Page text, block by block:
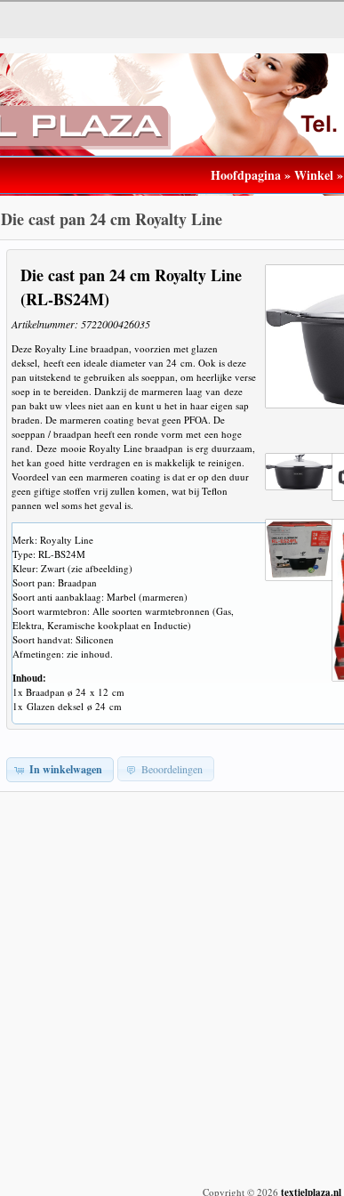
Hoofdpagina»Winkel»
Die cast pan 24 cm Royalty Line
Die cast pan 24 cm Royalty Line
(RL-BS24M)
Artikelnummer: 5722000426035
Deze Royalty Line braadpan, voorzien met glazen
deksel, heeft een ideale diameter van 24 cm. Ook is deze
pan uitstekend te gebruiken als soeppan, om heerlijke verse
soep in te bereiden. Dankzij de marmeren laag van deze
pan bakt uw vlees niet aan en kunt u het in haar eigen sap
braden. De marmeren coating bevat geen PFOA. De
soeppan / braadpan heeft een ronde vorm met een hoge
rand. Deze mooie Royalty Line braadpan is erg duurzaam,
het kan goed hitte verdragen en is makkelijk te reinigen.
Voordeel van een marmeren coating is dat er op den duur
geen giftige stoffen vrij zullen komen, wat bij Teflon
pannen wel soms het geval is.
Merk: Royalty Line
Type: RL-BS24M
Kleur: Zwart (zie afbeelding)
Soort pan: Braadpan
Soort anti aanbaklaag: Marbel (marmeren)
Soort warmtebron: Alle soorten warmtebronnen (Gas,
Elektra, Keramische kookplaat en Inductie)
Soort handvat: Siliconen
Afmetingen: zie inhoud.
Inhoud:
1x Braadpan ø 24 x 12 cm
1x Glazen deksel ø 24 cm
In winkelwagen Beoordelingen
Copyright © 2026 textielplaza.nl